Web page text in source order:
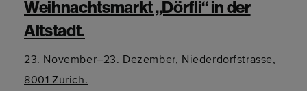
Weihnachtsmarkt „Dörfli“ in der
Altstadt.
23. November–23. Dezember, Niederdorfstrasse,
8001 Zürich.